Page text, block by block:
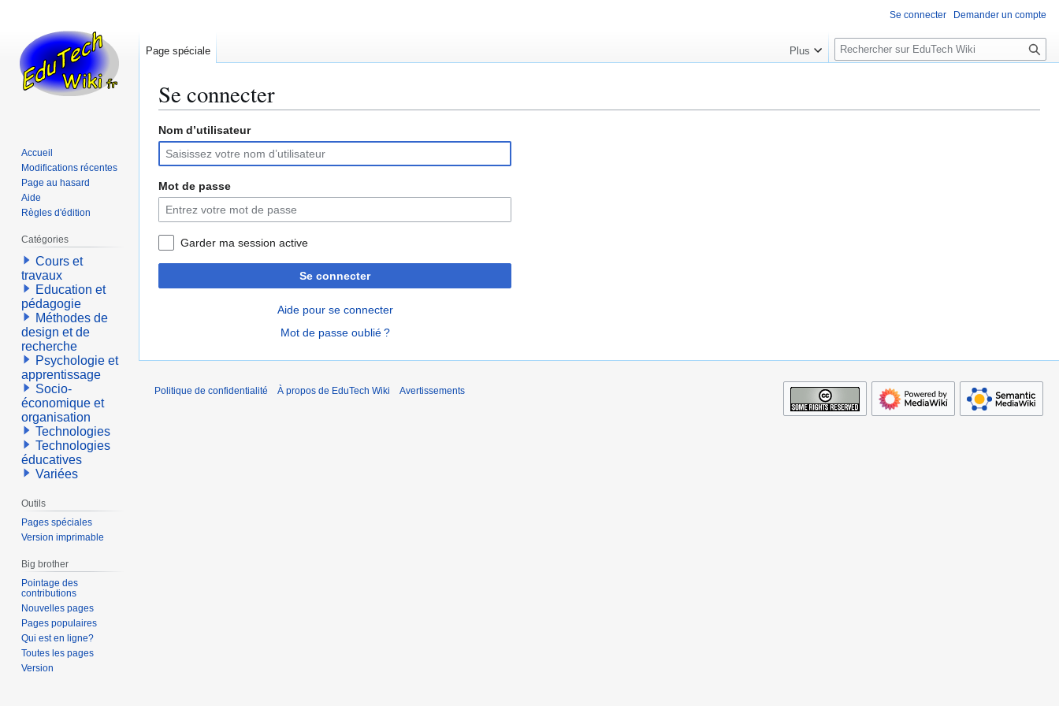
Se connecter
Aller
la
navigation
Aller
la
recherche
Nom d’utilisateur
Mot de passe
Garder ma session active
Se connecter
Aide pour se connecter
Mot de passe oublié ?
Se connecter Demander un compte
Page spéciale Plus
R
e
e
Accueil
Modifications récentes
Page au hasard
Aide
Règles d'édition
Catégories
Cours et
travaux
Education et
pédagogie
Méthodes de
design et de
recherche
Psychologie et
apprentissage
Socio-
économique et
organisation
Technologies
Technologies
éducatives
Variées
Outils
Pages spéciales
Version imprimable
Big brother
Pointage des
contributions
Nouvelles pages
Pages populaires
Qui est en ligne?
Toutes les pages
Version
Politique de confidentialité À propos de EduTech Wiki Avertissements